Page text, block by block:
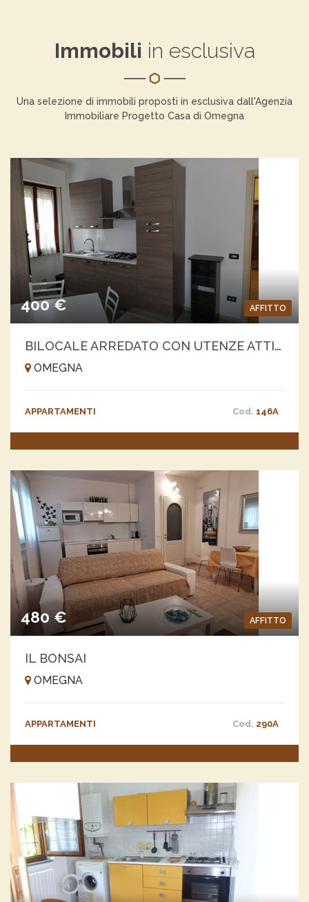
Immobili in esclusiva
Una selezione di immobili proposti in esclusiva dall'Agenzia
Immobiliare Progetto Casa di Omegna
AFFITTO
400 €
BILOCALE ARREDATO CON UTENZE ATTIVE
OMEGNA
APPARTAMENTI Cod. 146A
AFFITTO
480 €
IL BONSAI
OMEGNA
APPARTAMENTI Cod. 290A